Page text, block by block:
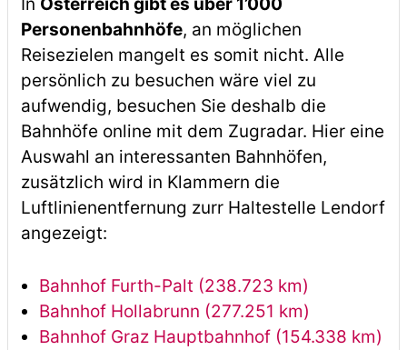
Personenbahnhöfe, an möglichen
Reisezielen mangelt es somit nicht. Alle
persönlich zu besuchen wäre viel zu
aufwendig, besuchen Sie deshalb die
Bahnhöfe online mit dem Zugradar. Hier eine
Auswahl an interessanten Bahnhöfen,
zusätzlich wird in Klammern die
Luftlinienentfernung zurr Haltestelle Lendorf
angezeigt:
Bahnhof Furth-Palt (238.723 km)
Bahnhof Hollabrunn (277.251 km)
Bahnhof Graz Hauptbahnhof (154.338 km)